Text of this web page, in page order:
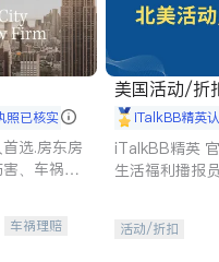
照已核实
选.房东房
、车祸重
车祸理赔
美国活动/折
iTalkBB精英
iTalkBB精英
生活福利播报
活动/折扣